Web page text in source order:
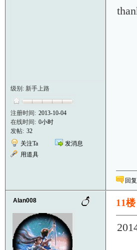
级别: 新手上路
注册时间: 2013-10-04
在线时间: 0小时
发帖: 32
关注Ta
发消息
用道具
回复
Alan008 11楼